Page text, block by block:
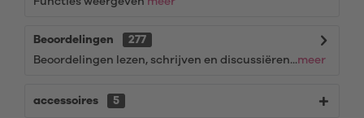
Beoordelingen
277
Beoordelingen lezen, schrijven en discussiëren...meer
accessoires 5